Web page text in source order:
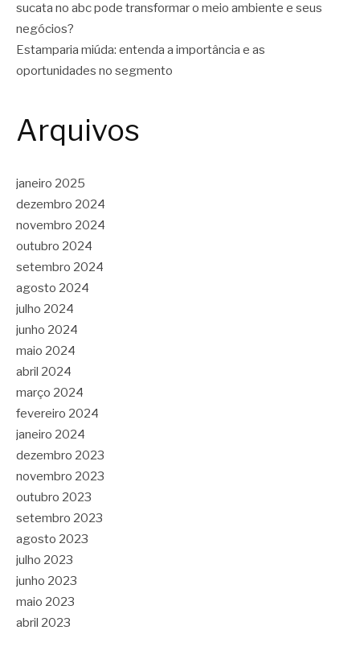
sucata no abc pode transformar o meio ambiente e seus
negócios?
Estamparia miúda: entenda a importância e as
oportunidades no segmento
Arquivos
janeiro 2025
dezembro 2024
novembro 2024
outubro 2024
setembro 2024
agosto 2024
julho 2024
junho 2024
maio 2024
abril 2024
março 2024
fevereiro 2024
janeiro 2024
dezembro 2023
novembro 2023
outubro 2023
setembro 2023
agosto 2023
julho 2023
junho 2023
maio 2023
abril 2023